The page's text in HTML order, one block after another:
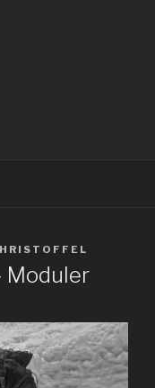
Moduler